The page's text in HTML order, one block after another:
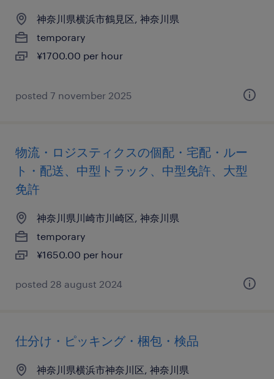
神奈川県横浜市鶴見区, 神奈川県
temporary
¥1700.00 per hour
posted 7 november 2025
物流・ロジスティクスの個配・宅配・ルー
ト・配送、中型トラック、中型免許、大型
免許
神奈川県川崎市川崎区, 神奈川県
temporary
¥1650.00 per hour
posted 28 august 2024
仕分け・ピッキング・梱包・検品
神奈川県横浜市神奈川区, 神奈川県